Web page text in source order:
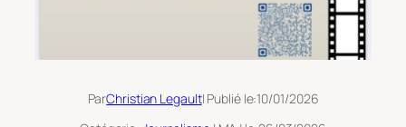
ParChristian Legault| Publié le:10/01/2026